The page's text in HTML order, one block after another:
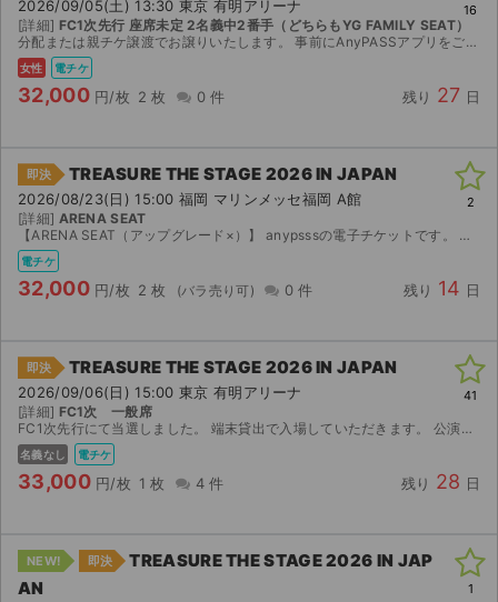
2026/09/05(土) 13:30 東京 有明アリーナ
[詳細] FC1次先行 座席未定 2名義中2番手（どちらもYG FAMILY SEAT）
分配または親チケ譲渡でお譲りいたします。 事前にAnyPASSアプリをご準備ください。 自己都合での、購入後のキャンセルは不可となります。 公演中止の際には、送料・仲介手数料を差し引いた金...
女性 電チケ
32,000 円/枚 2 枚 0 件 残り 27 日
16
即決 TREASURE THE STAGE 2026 IN JAPAN
2026/08/23(日) 15:00 福岡 マリンメッセ福岡 A館
[詳細] ARENA SEAT
【ARENA SEAT（アップグレード×）】 anypsssの電子チケットです。 ログイン情報と分配によるお譲りです。（1枚で落札希望の方は事前にどちらでの取引をご希望されるかコメントお願いいた...
電チケ
32,000 円/枚 2 枚 0 件 残り 14 日
2
即決 TREASURE THE STAGE 2026 IN JAPAN
2026/09/06(日) 15:00 東京 有明アリーナ
[詳細] FC1次 一般席
FC1次先行にて当選しました。 端末貸出で入場していただきます。 公演中止、その他本人確認、システムエラー、体調不良などいかなる場合でも返金出来かねますのでご了承ください。
名義なし 電チケ
33,000 円/枚 1 枚 4 件 残り 28 日
41
NEW! 即決
TREASURE THE STAGE 2026 IN JAP
AN
1